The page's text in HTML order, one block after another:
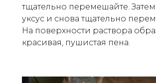
тщательно перемешайте.
уксус и снова тщательно
На поверхности раствора
красивая, пушистая пена.